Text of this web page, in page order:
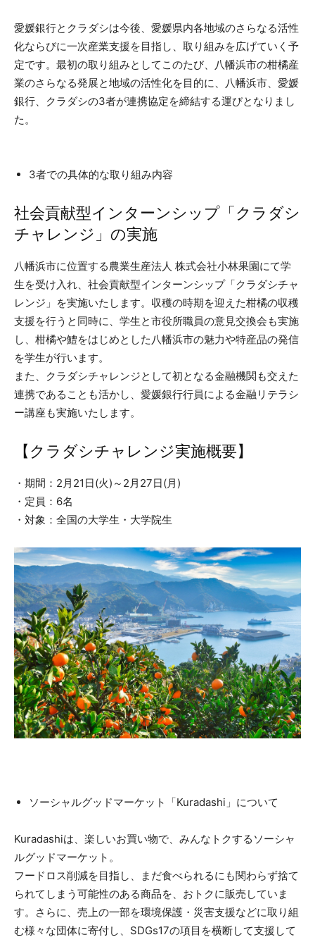
愛媛銀行とクラダシは今後、愛媛県内各地域のさらなる活性
化ならびに一次産業支援を目指し、取り組みを広げていく予
定です。最初の取り組みとしてこのたび、八幡浜市の柑橘産
業のさらなる発展と地域の活性化を目的に、八幡浜市、愛媛
銀行、クラダシの3者が連携協定を締結する運びとなりまし
た。
3者での具体的な取り組み内容
社会貢献型インターンシップ「クラダシ
チャレンジ」の実施
八幡浜市に位置する農業生産法人 株式会社小林果園にて学
生を受け入れ、社会貢献型インターンシップ「クラダシチャ
レンジ」を実施いたします。収穫の時期を迎えた柑橘の収穫
支援を行うと同時に、学生と市役所職員の意見交換会も実施
し、柑橘や鱧をはじめとした八幡浜市の魅力や特産品の発信
を学生が行います。
また、クラダシチャレンジとして初となる金融機関も交えた
連携であることも活かし、愛媛銀行行員による金融リテラシ
ー講座も実施いたします。
【クラダシチャレンジ実施概要】
・期間：2月21日(火)～2月27日(月)
・定員：6名
・対象：全国の大学生・大学院生
ソーシャルグッドマーケット「Kuradashi」について
Kuradashiは、楽しいお買い物で、みんなトクするソーシャ
ルグッドマーケット。
フードロス削減を目指し、まだ食べられるにも関わらず捨て
られてしまう可能性のある商品を、おトクに販売していま
す。さらに、売上の一部を環境保護・災害支援などに取り組
む様々な団体に寄付し、SDGs17の項目を横断して支援して